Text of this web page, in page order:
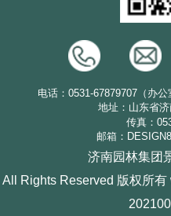
电话：0531-67879707（办公
地址：山东省
传真：
邮箱：
济南园林集团
All Rights Reserved 版权所